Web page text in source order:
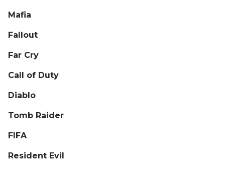
Mafia
Fallout
Far Cry
Call of Duty
Diablo
Tomb Raider
FIFA
Resident Evil